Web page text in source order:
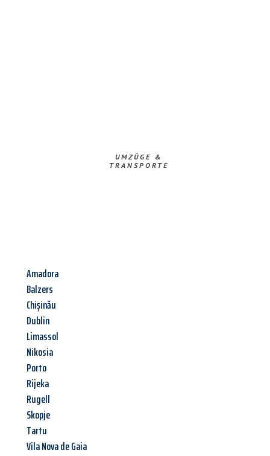
UMZÜGE &
TRANSPORTE
Amadora
Balzers
Chișinău
Dublin
Limassol
Nikosia
Porto
Rijeka
Rugell
Skopje
Tartu
Vila Nova de Gaia